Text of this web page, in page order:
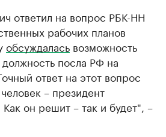
ответил на вопрос РБК-НН
рабочих планов
обсуждалась возможность
посла РФ на
ответ на этот вопрос
– президент
он решит – так и будет", –